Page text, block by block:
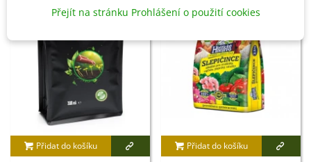
Přidat do košíku Přidat do košíku
Přejít na stránku Prohlášení o použití cookies